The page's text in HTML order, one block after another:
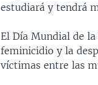
estudiará y tendrá
El Día Mundial de
feminicidio y la
víctimas entre las